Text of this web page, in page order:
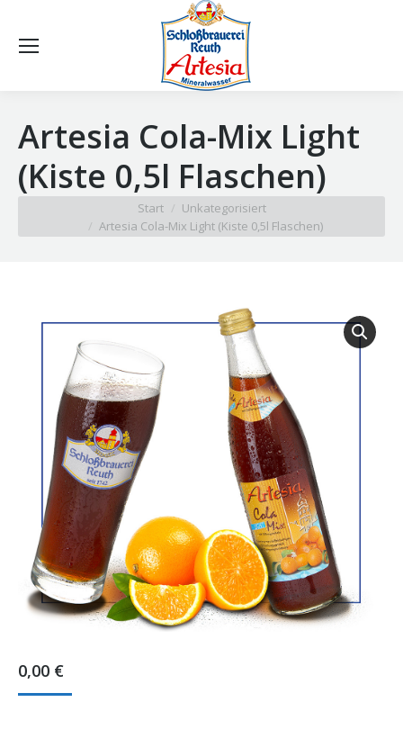
Artesia Cola-Mix Light
(Kiste 0,5l Flaschen)
Sie befinden sich hier:Start
Unkategorisiert
Artesia Cola-Mix Light (Kiste 0,5l Flaschen)
0,00 €